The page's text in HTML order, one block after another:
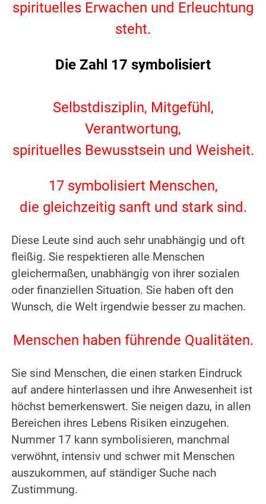
spirituelles Erwachen und Erleuchtung
steht.
Die Zahl 17 symbolisiert
Selbstdisziplin, Mitgefühl,
Verantwortung,
spirituelles Bewusstsein und Weisheit.
17 symbolisiert Menschen,
die gleichzeitig sanft und stark sind.
Diese Leute sind auch sehr unabhängig und oft
fleißig.Sie respektieren alle Menschen
gleichermaßen, unabhängig von ihrer sozialen
oder finanziellen Situation.Sie haben oft den
Wunsch, die Welt irgendwie besser zu machen.
Menschen haben führende Qualitäten.
Sie sind Menschen, die einen starken Eindruck
auf andere hinterlassen und ihre Anwesenheit ist
höchst bemerkenswert.Sie neigen dazu, in allen
Bereichen ihres Lebens Risiken einzugehen.
Nummer 17 kann symbolisieren, manchmal
verwöhnt, intensiv und schwer mit Menschen
auszukommen, auf ständiger Suche nach
Zustimmung.